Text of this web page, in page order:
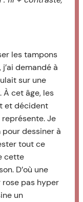
les tampons
demandé à
sur une
À cet âge, les
et décident
Je
dessiner à
tout ce
cette
D’où une
rose pas hyper
un